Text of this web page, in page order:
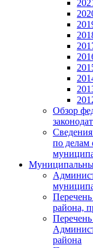
Обзор
по делам
района,
района